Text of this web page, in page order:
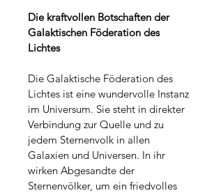
Die kraftvollen Botschaften der
Galaktischen Föderation des
Lichtes
Die Galaktische Föderation des
Lichtes ist eine wundervolle Instanz
im Universum. Sie steht in direkter
Verbindung zur Quelle und zu
jedem Sternenvolk in allen
Galaxien und Universen. In ihr
wirken Abgesandte der
Sternenvölker, um ein friedvolles